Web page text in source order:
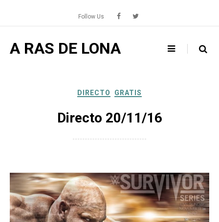
content
Follow Us
A RAS DE LONA
DIRECTO GRATIS
Directo 20/11/16